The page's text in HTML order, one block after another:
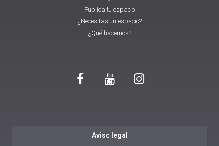
Publica tu espacio
¿Necesitas un espacio?
¿Qué hacemos?
Aviso legal